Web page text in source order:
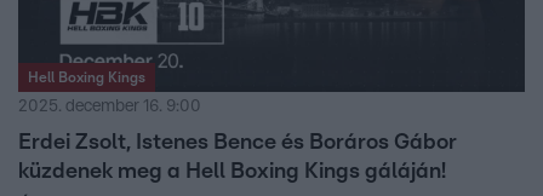
Hell Boxing Kings
2025. december 16. 9:00
Erdei Zsolt, Istenes Bence és Boráros Gábor
küzdenek meg a Hell Boxing Kings gáláján!